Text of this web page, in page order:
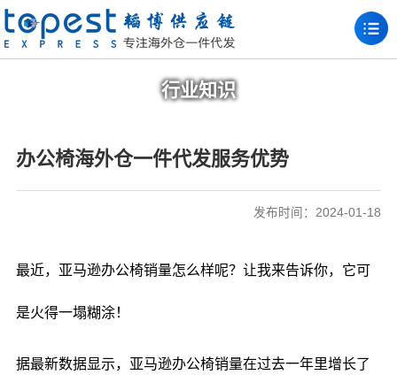
行业知识
办公椅海外仓一件代发服务优势
发布时间：2024-01-18
最近，亚马逊办公椅销量怎么样呢？让我来告诉你，它可
是火得一塌糊涂！
据最新数据显示，亚马逊办公椅销量在过去一年里增长了